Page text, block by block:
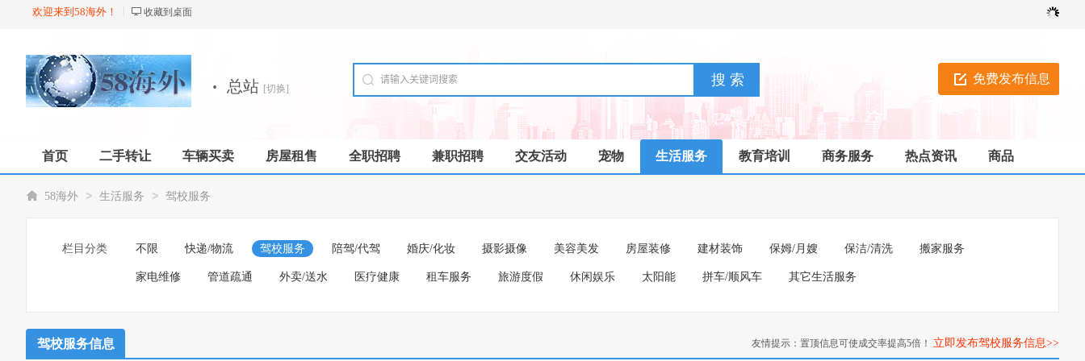
欢迎来到58海外！ 收藏到桌面
免费发布信息
· 总站 [切换]
首页 二手转让 车辆买卖 房屋租售 全职招聘 兼职招聘 交友活动 宠物 生活服务 教育培训 商务服务 热点资讯 商品
店铺
58海外 > 生活服务 > 驾校服务
栏目分类 不限 快递/物流 驾校服务 陪驾/代驾 婚庆/化妆 摄影摄像 美容美发 房屋装修 建材装饰 保姆/月嫂 保洁/清洗 搬家服务
家电维修 管道疏通 外卖/送水 医疗健康 租车服务 旅游度假 休闲娱乐 太阳能 拼车/顺风车 其它生活服务
驾校服务信息 友情提示：置顶信息可使成交率提高5倍！ 立即发布驾校服务信息>>